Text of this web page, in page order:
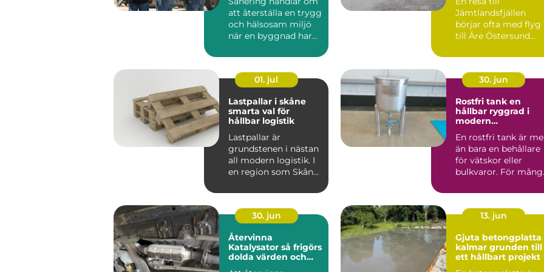
att återställa en trygg
och hälsosam miljö
när en byggnad har
Jämtlandsfjällen
börjar ofta med flyg
till Åre Östersund
man sig e...
01. jul
Lastpallar i skåne
smarta val för
hållbar logistik
Lastpallar är
grundstenen i nästan
all modern logistik. I
en region som Skåne,
liv...
30. jun
Rostfri tank en
hållbar ryggrad i
modern
En rostfri tank är
än bara en behållare
för vätskor eller
bulkvaror. För
30. jun
Återvinna
Katalysator så frigörs
dolda värden och
13. jun
Gjuta betongplatta
kalmar grunden till
ett hållbart projekt